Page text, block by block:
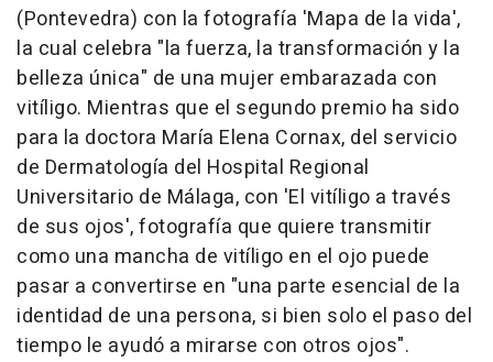
(Pontevedra) con la fotografía 'Mapa de la vida',
la cual celebra "la fuerza, la transformación y la
belleza única" de una mujer embarazada con
vitíligo. Mientras que el segundo premio ha sido
para la doctora María Elena Cornax, del servicio
de Dermatología del Hospital Regional
Universitario de Málaga, con 'El vitíligo a través
de sus ojos', fotografía que quiere transmitir
como una mancha de vitíligo en el ojo puede
pasar a convertirse en "una parte esencial de la
identidad de una persona, si bien solo el paso del
tiempo le ayudó a mirarse con otros ojos".